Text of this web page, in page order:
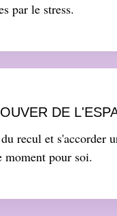
par le stress.
DE
recul et s'accorder
moment pour soi.